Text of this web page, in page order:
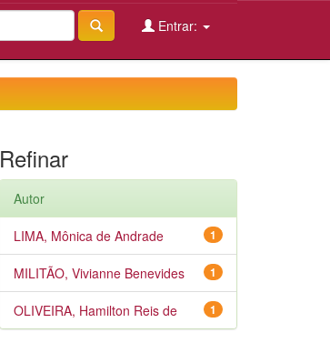
Entrar:
Refinar
Autor
1
LIMA, Mônica de Andrade
1
MILITÃO, Vivianne Benevides
1
OLIVEIRA, Hamilton Reis de